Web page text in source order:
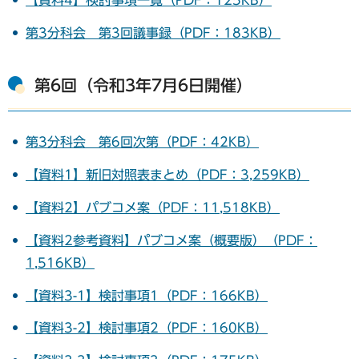
第3分科会 第3回議事録（PDF：183KB）
第6回（令和3年7月6日開催）
第3分科会 第6回次第（PDF：42KB）
【資料1】新旧対照表まとめ（PDF：3,259KB）
【資料2】パブコメ案（PDF：11,518KB）
【資料2参考資料】パブコメ案（概要版）（PDF：
1,516KB）
【資料3-1】検討事項1（PDF：166KB）
【資料3-2】検討事項2（PDF：160KB）